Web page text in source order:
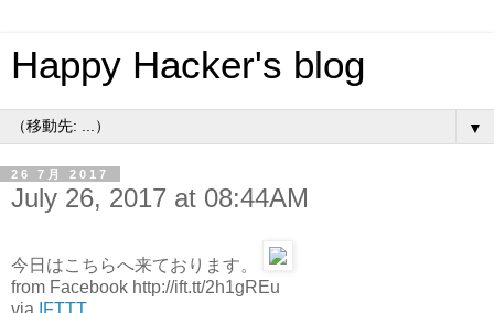
Happy Hacker's blog
▼
26 7月 2017
July 26, 2017 at 08:44AM
今日はこちらへ来ております。
from Facebook http://ift.tt/2h1gREu
via
IFTTT